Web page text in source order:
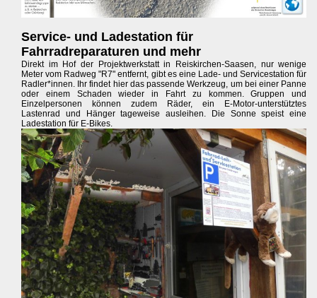
Service- und Ladestation für
Fahrradreparaturen und mehr
Direkt im Hof der Projektwerkstatt in Reiskirchen-Saasen, nur wenige
Meter vom Radweg "R7" entfernt, gibt es eine Lade- und Servicestation für
Radler*innen. Ihr findet hier das passende Werkzeug, um bei einer Panne
oder einem Schaden wieder in Fahrt zu kommen. Gruppen und
Einzelpersonen können zudem Räder, ein E-Motor-unterstütztes
Lastenrad und Hänger tageweise ausleihen. Die Sonne speist eine
Ladestation für E-Bikes.